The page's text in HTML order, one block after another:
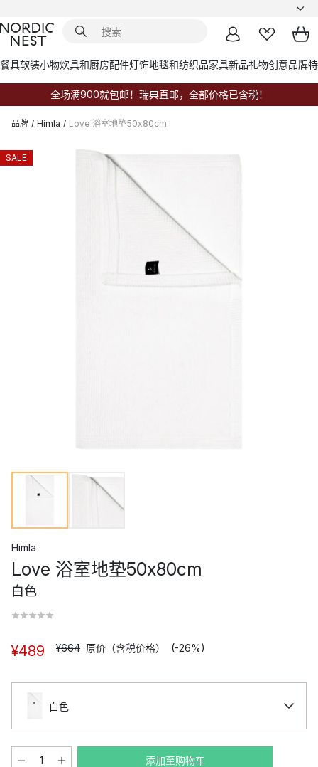
餐具软装小物炊具和厨房配件灯饰地毯和纺织品家具新品礼物创意品牌
全场满900就包邮！瑞典直邮，全部价格已含税！
品牌 / Himla / Love 浴室地垫50x80cm
SALE
Himla
Love 浴室地垫50x80cm
白色
¥489 ¥664 原价（含税价格） (-26%)
白色
添加至购物车